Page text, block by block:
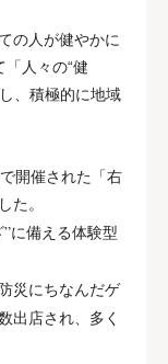
の人が健やかに
「人々の“健
、積極的に地域
開催された「右
た。
に備える体験型
災にちなんだゲ
出店され、多く